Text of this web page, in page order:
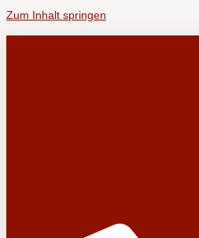
Zum Inhalt springen